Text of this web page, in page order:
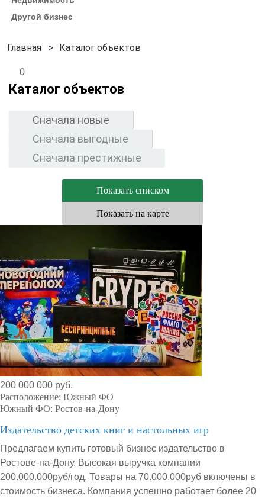
Другой бизнес
Каталог объектов
0
Каталог объектов
Сначала новые
Сначала выгодные
Сначала престижные
Показать списком
Показать на карте
200 000 000 руб.
Расположение: Южный ФО
Южный ФО: Ростов-на-Дону
Издательство детских книг и настольных игр
Предлагаем купить готовый бизнес издательство в
Ростове-на-Дону. Высокая выручка компании
200.000.000руб/год. Товары на 70.000.000руб включены в
стоимость бизнеса. Компания успешно работает более 20